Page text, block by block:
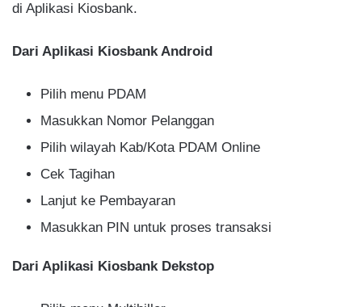
di Aplikasi Kiosbank.
Dari Aplikasi Kiosbank Android
Pilih menu PDAM
Masukkan Nomor Pelanggan
Pilih wilayah Kab/Kota PDAM Online
Cek Tagihan
Lanjut ke Pembayaran
Masukkan PIN untuk proses transaksi
Dari Aplikasi Kiosbank Dekstop